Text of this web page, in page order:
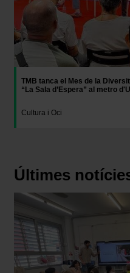
la opción “Gestor de
menú de la parte inferior
TMB tanca el Mes de la
“La Sala d’Espera” al metro
Cultura i Oci
Últimes